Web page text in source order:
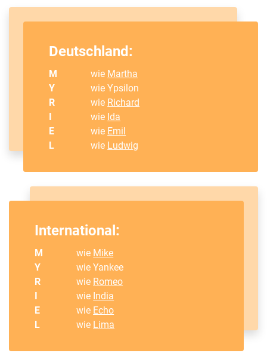
Deutschland:
M wie Martha
Y
wie Ypsilon
R
wie Richard
I
wie Ida
E
wie Emil
L
wie Ludwig
International:
M wie Mike
Y
wie Yankee
R
wie Romeo
I
wie India
E
wie Echo
L
wie Lima